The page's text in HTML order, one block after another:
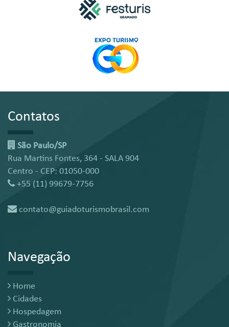
Contatos
São Paulo/SP
Rua Martins Fontes, 364 - SALA 904
Centro - CEP: 01050-000
+55 (11) 99679-7756
contato@guiadoturismobrasil.com
Navegação
Home
Cidades
Hospedagem
Gastronomia